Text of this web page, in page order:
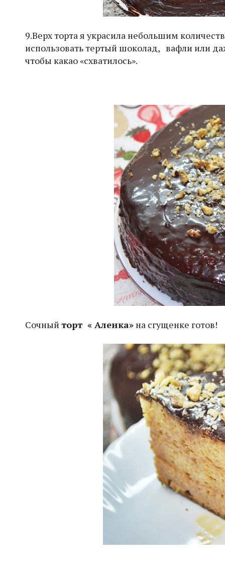
9.Верх торта я украсила небольшим
использовать тертый шоколад, вафли или
чтобы какао «схватилось».
Сочный торт « Аленка» на сгущенке готов!